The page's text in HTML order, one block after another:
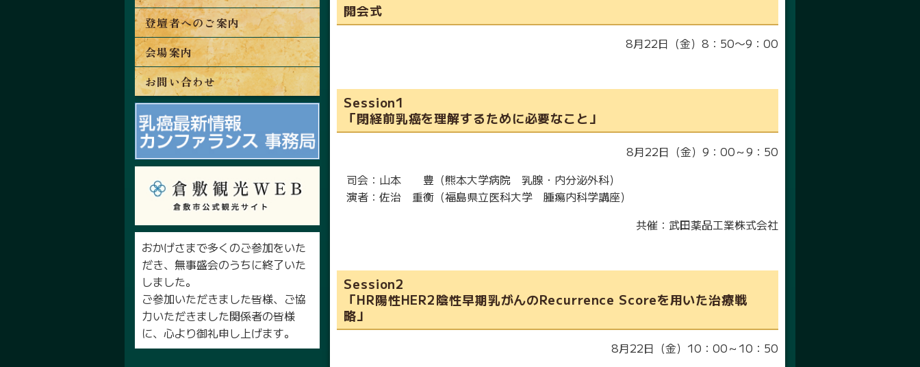
登壇者へのご案内
会場案内
お問い合わせ
おかげさまで多くのご参加をいた
だき、無事盛会のうちに終了いた
しました。
ご参加いただきました皆様、ご協
力いただきました関係者の皆様
に、心より御礼申し上げます。
開会式
8月22日（金）8：50〜9：00
Session1
「閉経前乳癌を理解するために必要なこと」
8月22日（金）9：00～9：50
司会：山本 豊（熊本大学病院 乳腺・内分泌外科）
演者：佐治 重衡（福島県立医科大学 腫瘍内科学講座）
共催：武田薬品工業株式会社
Session2
「HR陽性HER2陰性早期乳がんのRecurrence Scoreを用いた治療戦
略」
8月22日（金）10：00～10：50